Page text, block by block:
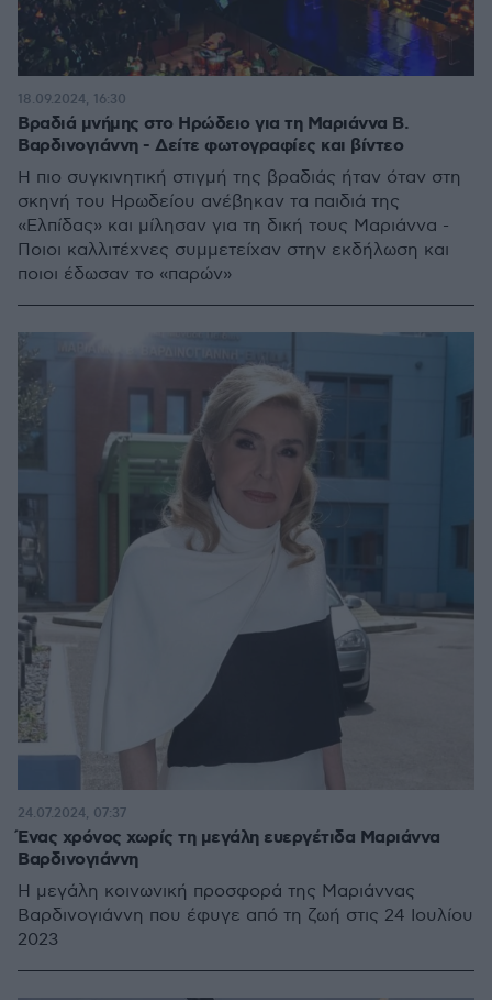
Βραδιά μνήμης στο Ηρώδειο για τη Μαριάννα Β.
Βαρδινογιάννη - Δείτε φωτογραφίες και βίντεο
Η πιο συγκινητική στιγμή της βραδιάς ήταν όταν στη
σκηνή του Ηρωδείου ανέβηκαν τα παιδιά της
«Ελπίδας» και μίλησαν για τη δική τους Μαριάννα -
Ποιοι καλλιτέχνες συμμετείχαν στην εκδήλωση και
ποιοι έδωσαν το «παρών»
18.09.2024, 16:30
Ένας χρόνος χωρίς τη μεγάλη ευεργέτιδα Μαριάννα
Βαρδινογιάννη
H μεγάλη κοινωνική προσφορά της Μαριάννας
Βαρδινογιάννη που έφυγε από τη ζωή στις 24 Ιουλίου
2023
24.07.2024, 07:37